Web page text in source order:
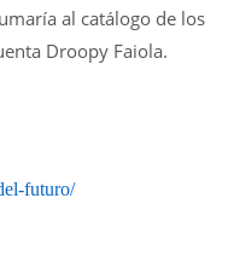
al catálogo de los
Droopy Faiola.
futuro/